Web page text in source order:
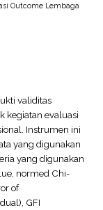
Outcome Lembaga
validitas
kegiatan evaluasi
Instrumen ini
yang digunakan
yang digunakan
normed Chi-
of
GFI